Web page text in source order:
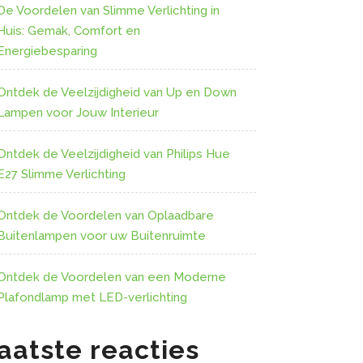
Voordelen van Slimme Verlichting in
Gemak, Comfort en
de Veelzijdigheid van Up en Down
voor Jouw Interieur
de Veelzijdigheid van Philips Hue
Slimme Verlichting
de Voordelen van Oplaadbare
voor uw Buitenruimte
de Voordelen van een Moderne
met LED-verlichting
reacties